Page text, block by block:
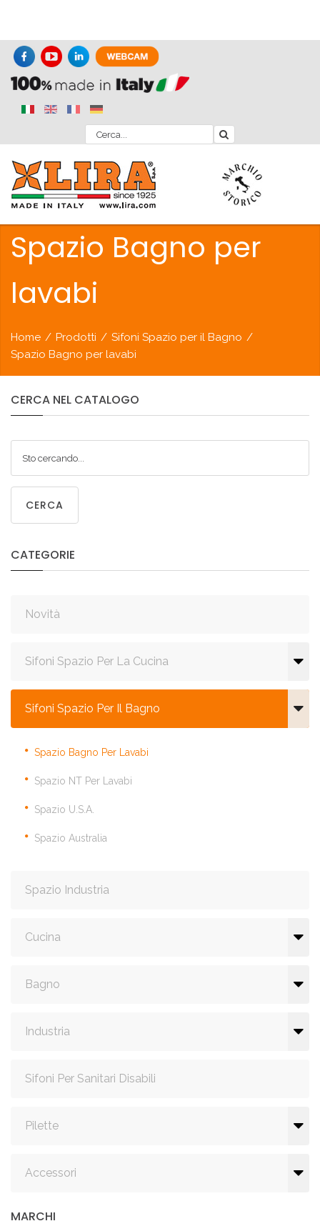
Spazio Bagno per
lavabi
Home / Prodotti / Sifoni Spazio per il Bagno /
Spazio Bagno per lavabi
CERCA NEL CATALOGO
CERCA
CATEGORIE
Novità
Sifoni Spazio Per La Cucina
Sifoni Spazio Per Il Bagno
Spazio Bagno Per Lavabi
Spazio NT Per Lavabi
Spazio U.S.A.
Spazio Australia
Spazio Industria
Cucina
Bagno
Industria
Sifoni Per Sanitari Disabili
Pilette
Accessori
MARCHI